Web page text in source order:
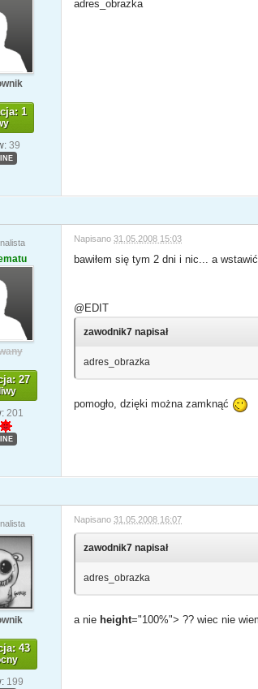
1
39
adres_obrazka
27
201
Napisano31.05.2008 15:03
bawiłem się tym 2 dni i nic... a
@EDIT
zawodnik7 napisał
adres_obrazka
pomogło, dzięki można zamknąć
43
199
Napisano31.05.2008 16:07
zawodnik7 napisał
adres_obrazka
a nie height="100%"> ?? wiec nie